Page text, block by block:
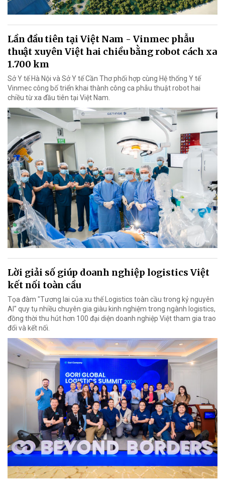
Lần đầu tiên tại Việt Nam - Vinmec phẫu
thuật xuyên Việt hai chiều bằng robot cách xa
1.700 km
Sở Y tế Hà Nội và Sở Y tế Cần Thơ phối hợp cùng Hệ thống Y tế
Vinmec công bố triển khai thành công ca phẫu thuật robot hai
chiều từ xa đầu tiên tại Việt Nam.
Lời giải số giúp doanh nghiệp logistics Việt
kết nối toàn cầu
Tọa đàm "Tương lai của xu thế Logistics toàn cầu trong kỷ nguyên
AI" quy tụ nhiều chuyên gia giàu kinh nghiệm trong ngành logistics,
đồng thời thu hút hơn 100 đại diện doanh nghiệp Việt tham gia trao
đổi và kết nối.